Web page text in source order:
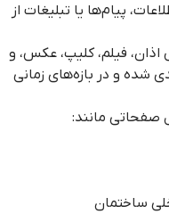
پیام‌ها یا تبلیغات از
فیلم، کلیپ، عکس، و
شده و در بازه‌های زمانی
صفحاتی مانند:
ساختمان